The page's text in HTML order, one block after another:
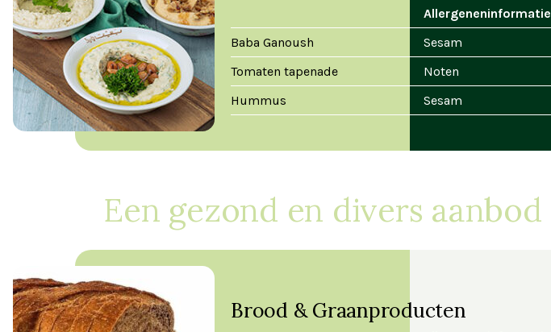
Allergeneninformatie
Baba Ganoush
Sesam
Tomaten tapenade
Noten
Hummus
Sesam
Een gezond en divers aanbod
Brood & Graanproducten